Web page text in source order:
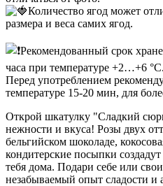
Количество ягод может
размера и веса самих ягод.
Рекомендованный срок
часа при температуре +2…+6 °C.
Перед употреблением
температуре 15-20 мин, для
Открой шкатулку "Сладкий
нежности и вкуса! Розы двух
бельгийском шоколаде,
кондитерские посыпки
тебя дома. Подари себе или
незабываемый опыт сладости и